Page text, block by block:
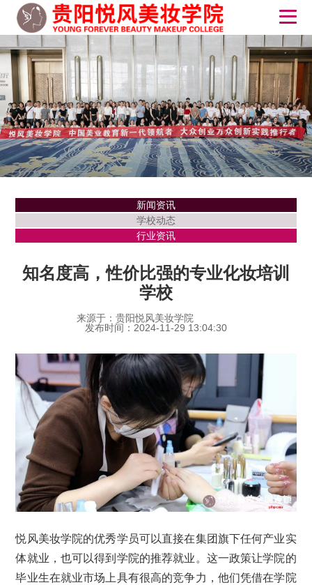
新闻资讯
学校动态
行业资讯
知名度高，性价比强的专业化妆培训
学校
来源于：贵阳悦风美妆学院
发布时间：2024-11-29 13:04:30
悦风美妆学院的优秀学员可以直接在集团旗下任何产业实
体就业，也可以得到学院的推荐就业。这一政策让学院的
毕业生在就业市场上具有很高的竞争力，他们凭借在学院